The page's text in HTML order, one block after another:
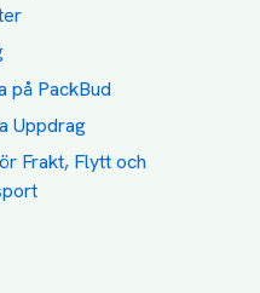
på PackBud
Uppdrag
Frakt, Flytt och